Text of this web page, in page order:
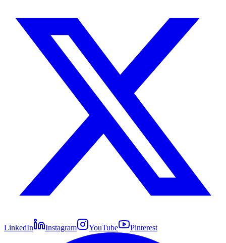
LinkedIn Instagram YouTube Pinterest